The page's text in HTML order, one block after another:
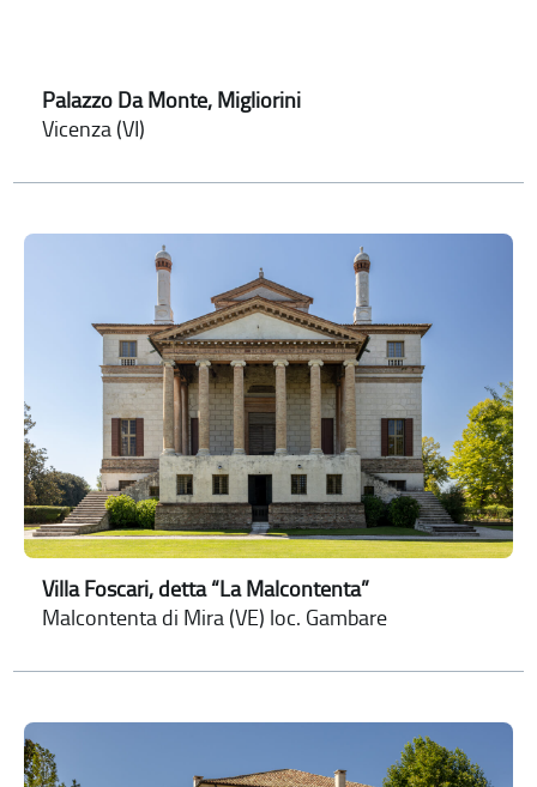
Palazzo Da Monte, Migliorini
Vicenza (VI)
Villa Foscari, detta “La Malcontenta”
Malcontenta di Mira (VE) loc. Gambare